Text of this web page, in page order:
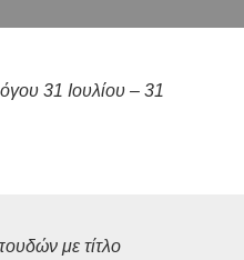
31 Ιουλίου – 31
με τίτλο